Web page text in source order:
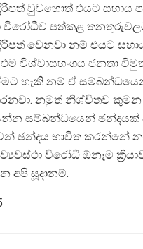
වුවහොත් එයට සහාය
විරෝධීව පත්කළ
වෙනවා නම් එයට
විශ්වාසභංගය ජනතා
හැකි නම් ඒ
නමුත් නිශ්චිතව කුමන
සම්බන්ධයෙන් ඡන්දයක්
ඡන්දය භාවිත කරන්නේ
ව්‍යවස්ථා විරෝධී ඕනෑම
අපි සූදානම්.